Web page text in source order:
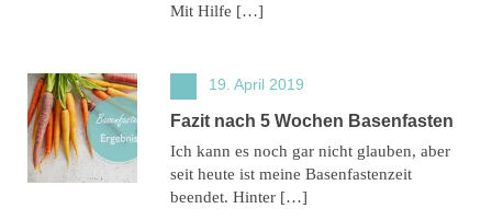
Mit Hilfe […]
19. April 2019
Fazit nach 5 Wochen Basenfasten
Ich kann es noch gar nicht glauben, aber
seit heute ist meine Basenfastenzeit
beendet. Hinter […]